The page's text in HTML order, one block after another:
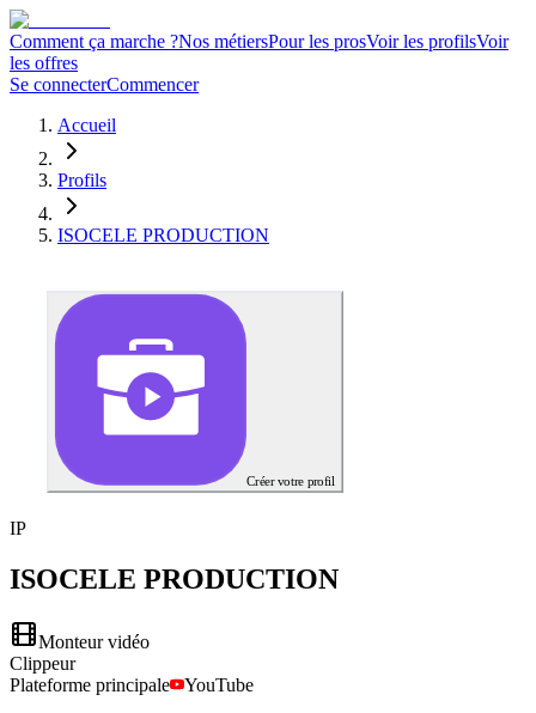
Comment ça marche ?Nos métiersPour les prosVoir les profilsVoir
les offres
Se connecterCommencer
Accueil
Profils
ISOCELE PRODUCTION
Créer votre profil
IP
ISOCELE PRODUCTION
Monteur vidéo
Clippeur
Plateforme principale
YouTube